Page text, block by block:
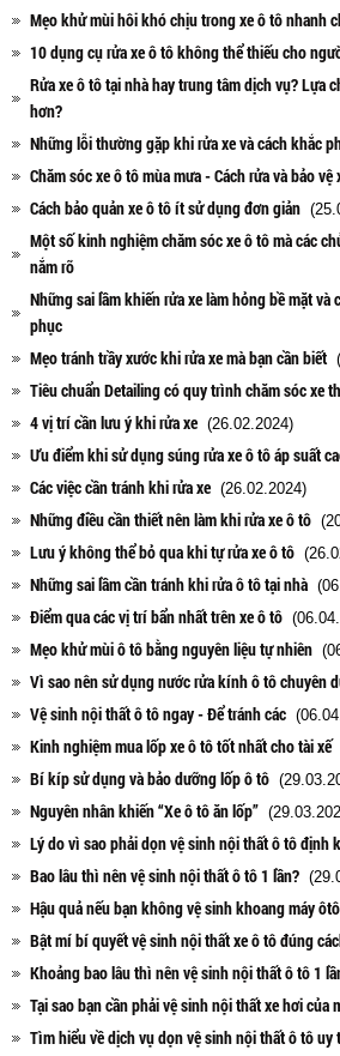
Mẹo khử mùi hôi khó chịu trong xe ô tô nhanh
10 dụng cụ rửa xe ô tô không thể thiếu cho
Rửa xe ô tô tại nhà hay trung tâm dịch vụ? Lựa
hơn?
Những lỗi thường gặp khi rửa xe và cách khắc
Chăm sóc xe ô tô mùa mưa - Cách rửa và bảo
Cách bảo quản xe ô tô ít sử dụng đơn giản
Một số kinh nghiệm chăm sóc xe ô tô mà các
nắm rõ
Những sai lầm khiến rửa xe làm hỏng bề mặt và
phục
Mẹo tránh trầy xước khi rửa xe mà bạn cần biết
Tiêu chuẩn Detailing có quy trình chăm sóc xe
4 vị trí cần lưu ý khi rửa xe (26.02.2024)
Ưu điểm khi sử dụng súng rửa xe ô tô áp suất
Các việc cần tránh khi rửa xe (26.02.2024)
Những điều cần thiết nên làm khi rửa xe ô tô
Lưu ý không thể bỏ qua khi tự rửa xe ô tô
Những sai lầm cần tránh khi rửa ô tô tại nhà
Điểm qua các vị trí bẩn nhất trên xe ô tô
Mẹo khử mùi ô tô bằng nguyên liệu tự nhiên
Vì sao nên sử dụng nước rửa kính ô tô chuyên
Vệ sinh nội thất ô tô ngay - Để tránh các
Kinh nghiệm mua lốp xe ô tô tốt nhất cho tài xế
Bí kíp sử dụng và bảo dưỡng lốp ô tô
Nguyên nhân khiến “Xe ô tô ăn lốp”
Lý do vì sao phải dọn vệ sinh nội thất ô tô định
Bao lâu thì nên vệ sinh nội thất ô tô 1 lần?
Hậu quả nếu bạn không vệ sinh khoang máy
Bật mí bí quyết vệ sinh nội thất xe ô tô đúng
Khoảng bao lâu thì nên vệ sinh nội thất ô tô 1
Tại sao bạn cần phải vệ sinh nội thất xe hơi của
Tìm hiểu về dịch vụ dọn vệ sinh nội thất ô tô uy